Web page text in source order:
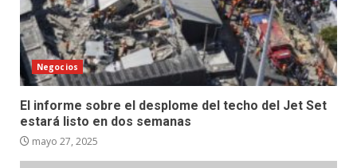
Negocios
El informe sobre el desplome del techo del Jet Set
estará listo en dos semanas
mayo 27, 2025